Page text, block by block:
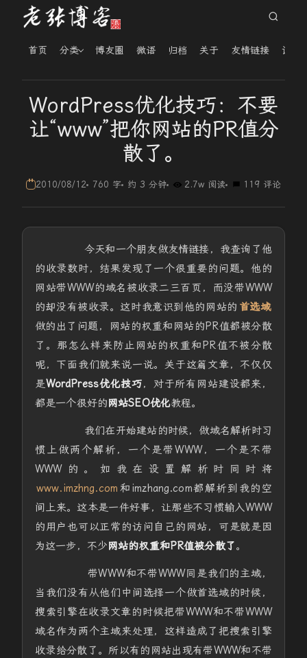
首页 分类 博友圈 微语 归档 关于 友情链接 读者
WordPress优化技巧：不要
让“www”把你网站的PR值分
散了。
2010/08/12 760 字 约 3 分钟 2.7w 阅读 119 评论
今天和一个朋友做友情链接，我查询了他
的收录数时，结果发现了一个很重要的问题。他的
网站带WWW的域名被收录二三百页，而没带WWW
的却没有被收录。这时我意识到他的网站的 首选域
做的出了问题，网站的权重和网站的PR值都被分散
了。那怎么样来防止网站的权重和PR值不被分散
呢，下面我们就来说一说。关于这篇文章，不仅仅
是WordPress优化技巧，对于所有网站建设都来，
都是一个很好的网站SEO优化教程。
我们在开始建站的时候，做域名解析时习
惯上做两个解析，一个是带WWW，一个是不带
WWW的。如我在设置解析时同时将
www.imzhng.com 和imzhang.com都解析到我的空
间上来。这本是一件好事，让那些不习惯输入WWW
的用户也可以正常的访问自己的网站，可是就是因
为这一步，不少网站的权重和PR值被分散了。
带WWW和不带WWW同是我们的主域，
当我们没有从他们中间选择一个做首选域的时候，
搜索引擎在收录文章的时候把带WWW和不带WWW
域名作为两个主域来处理，这样造成了把搜索引擎
收录给分散了。所以有的网站出现有带WWW和不带